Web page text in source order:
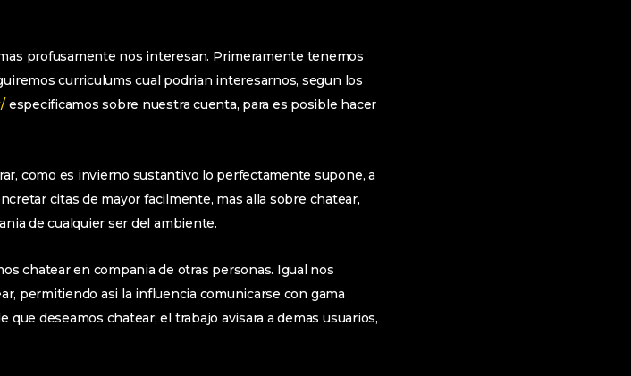
profusamente nos interesan. Primeramente tenemos
curriculums cual podrian interesarnos, segun los
especificamos sobre nuestra cuenta, para es posible hacer
como es invierno sustantivo lo perfectamente supone, a
citas de mayor facilmente, mas alla sobre chatear,
de cualquier ser del ambiente.
chatear en compania de otras personas. Igual nos
permitiendo asi la influencia comunicarse con gama
que deseamos chatear; el trabajo avisara a demas usuarios,